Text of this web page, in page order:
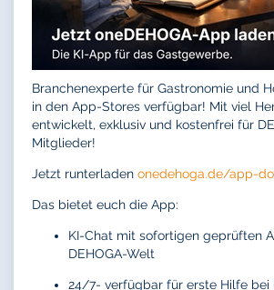
Branchenexperte für Gastronomie und
in den App-Stores verfügbar! Mit viel
entwickelt, exklusiv und kostenfrei für
Mitglieder!
Jetzt runterladen onedehoga.de/app-
Das bietet euch die App:
KI-Chat mit sofortigen geprüften
DEHOGA-Welt
24/7- verfügbar für erste Hilfe bei